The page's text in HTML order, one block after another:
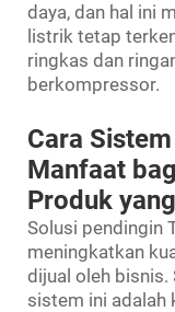
daya, dan hal ini
listrik tetap
ringkas dan
berkompressor.
Cara
Manfaat
Produk
Solusi pendingin
meningkatkan
dijual oleh bisnis.
sistem ini adalah